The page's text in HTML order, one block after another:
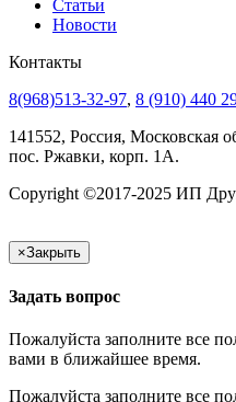
Статьи
Новости
Контакты
8(968)513-32-97, 8 (910) 440
141552, Россия, Московская
пос. Ржавки, корп. 1А.
Copyright ©2017-2025 ИП
×Закрыть
Задать вопрос
Пожалуйста заполните все
вами в ближайшее время.
Пожалуйста заполните все